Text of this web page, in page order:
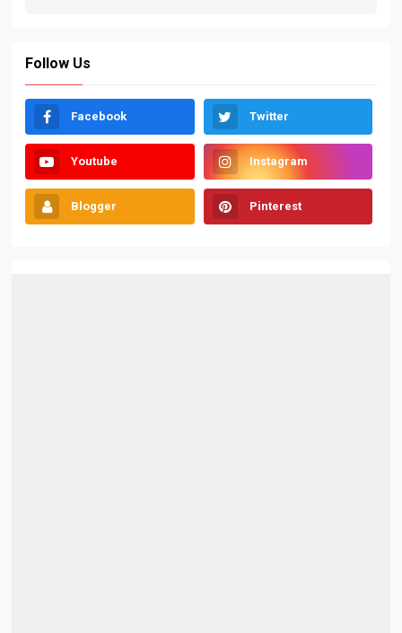
Follow Us
Facebook Twitter
Youtube Instagram
Blogger Pinterest